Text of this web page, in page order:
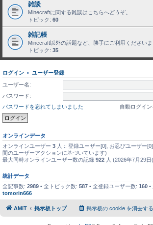
雑談
Minecraftに関する雑談はこちらへどうぞ。
トピック: 60
雑記帳
Minecraft以外の話題など、勝手にご利用くださいま
トピック: 35
ログイン • ユーザー登録
ユーザー名:
パスワード:
パスワードを忘れてしまいました
自動ログイ
オンラインデータ
オンラインユーザー 3 人 :: 登録ユーザー[0], お忍びユーザー
間のユーザーアクションに基づいています)
最大同時オンラインユーザー数の記録 922 人 (2026年7月29
統計データ
全記事数: 2989 • 全トピック数: 587 • 全登録ユーザー数: 160 •
tomorin666
AMiT 掲示板トップ 掲示板の cookie を消去する